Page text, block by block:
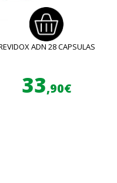
ADN 28 CAPSULAS
33,90€